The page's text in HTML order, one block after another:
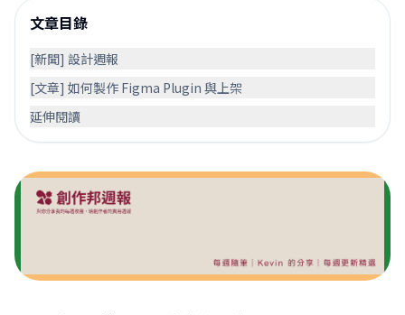
文章目錄
[新聞] 設計週報
[文章] 如何製作 Figma Plugin 與上架
延伸閱讀